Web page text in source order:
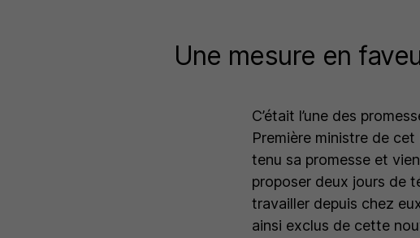
Une mesure en
C’était l’une des
Première ministre de
tenu sa promesse et
proposer deux jours de
travailler depuis chez
ainsi exclus de cette